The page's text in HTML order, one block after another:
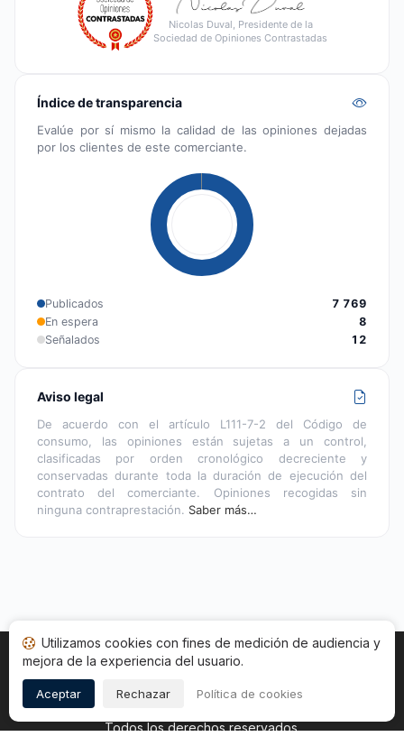
Nicolas Duval, Presidente de la
Sociedad de Opiniones Contrastadas
Índice de transparencia
Evalúe por sí mismo la calidad de las opiniones dejadas
por los clientes de este comerciante.
Publicados
7 769
En espera
8
Señalados
12
Aviso legal
De acuerdo con el artículo L111-7-2 del Código de
consumo, las opiniones están sujetas a un control,
clasificadas por orden cronológico decreciente y
conservadas durante toda la duración de ejecución del
contrato del comerciante. Opiniones recogidas sin
ninguna contraprestación. Saber más…
Inicio Estado opiniones Categorías
Copyright © 2026
Todos los derechos reservados.
Utilizamos cookies con fines de medición de audiencia y
mejora de la experiencia del usuario.
Aceptar Rechazar Política de cookies